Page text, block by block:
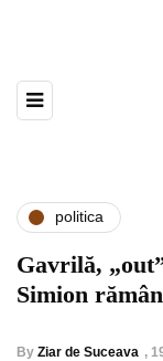
politica
Gavrilă,
Simion
By Ziar de Suceava ,